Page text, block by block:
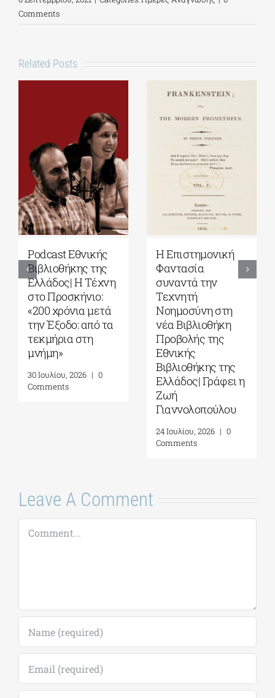
Comments
Related Posts
Podcast Εθνικής
Βιβλιοθήκης της
Ελλάδος| Η Tέχνη
στο Προσκήνιο:
«200 χρόνια μετά
την Έξοδο: από τα
τεκμήρια στη
μνήμη»
30 Ιουλίου, 2026 | 0
Comments
Η Επιστημονική
Φαντασία
συναντά την
Τεχνητή
Νοημοσύνη στη
νέα Βιβλιοθήκη
Προβολής της
Εθνικής
Βιβλιοθήκης της
Ελλάδος| Γράφει η
Ζωή
Γιαννολοπούλου
24 Ιουλίου, 2026 | 0
Comments
Leave A Comment
Comment